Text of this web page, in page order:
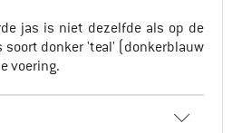
jas is niet dezelfde als op de
donker 'teal' (donkerblauw
voering.